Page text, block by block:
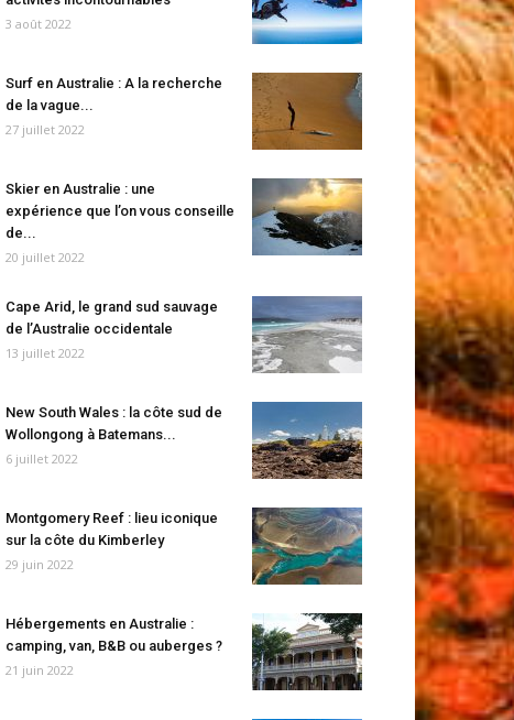
3 août 2022
Surf en Australie : A la recherche
de la vague...
27 juillet 2022
Skier en Australie : une
expérience que l’on vous conseille
de...
20 juillet 2022
Cape Arid, le grand sud sauvage
de l’Australie occidentale
13 juillet 2022
New South Wales : la côte sud de
Wollongong à Batemans...
6 juillet 2022
Montgomery Reef : lieu iconique
sur la côte du Kimberley
29 juin 2022
Hébergements en Australie :
camping, van, B&B ou auberges ?
21 juin 2022